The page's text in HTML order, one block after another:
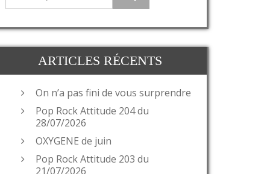
ARTICLES RÉCENTS
On n’a pas fini de vous surprendre
Pop Rock Attitude 204 du
28/07/2026
OXYGENE de juin
Pop Rock Attitude 203 du
21/07/2026